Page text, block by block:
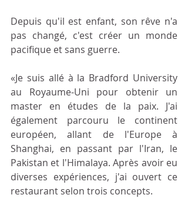
Depuis qu'il est enfant, son rêve n'a
pas changé, c'est créer un monde
pacifique et sans guerre.
«Je suis allé à la Bradford University
au Royaume-Uni pour obtenir un
master en études de la paix. J'ai
également parcouru le continent
européen, allant de l'Europe à
Shanghai, en passant par l'Iran, le
Pakistan et l'Himalaya. Après avoir eu
diverses expériences, j'ai ouvert ce
restaurant selon trois concepts.